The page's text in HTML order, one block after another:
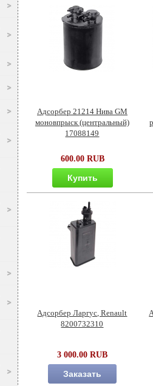
Адсорбер 21214 Нива GM
моновпрыск (центральный)
17088149
600.00 RUB
Купить
Адсорбер Ларгус, Renault
8200732310
3 000.00 RUB
Заказать